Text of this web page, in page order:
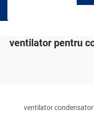
ventilator pentru
ventilator